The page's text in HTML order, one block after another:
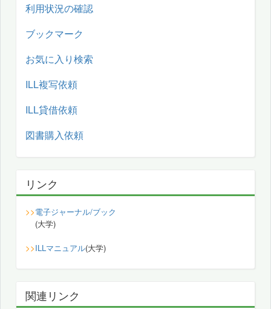
利用状況の確認
ブックマーク
お気に入り検索
ILL複写依頼
ILL貸借依頼
図書購入依頼
リンク
>>電子ジャーナル/ブック
(大学)
>>ILLマニュアル(大学)
関連リンク